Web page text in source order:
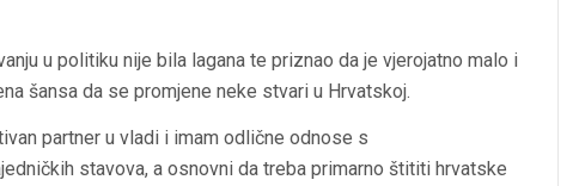
u politiku nije bila lagana te priznao da je vjerojatno malo i
šansa da se promjene neke stvari u Hrvatskoj.
partner u vladi i imam odlične odnose s
stavova, a osnovni da treba primarno štititi hrvatske